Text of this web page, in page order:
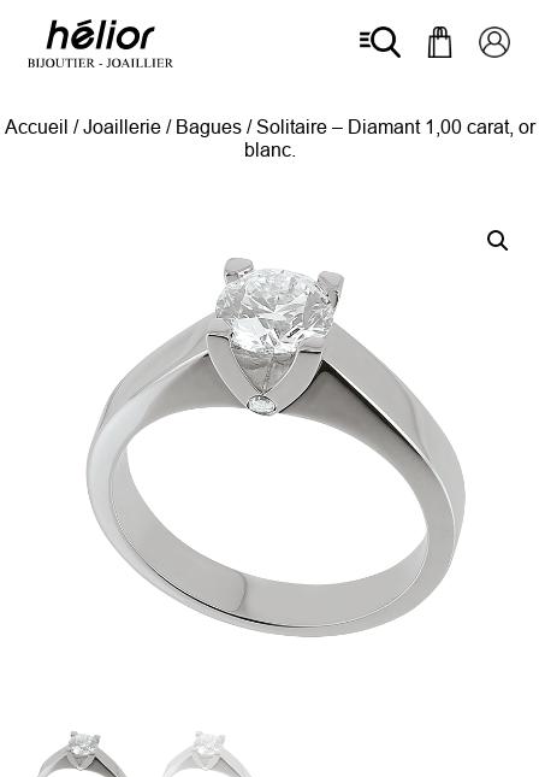
Accueil /Joaillerie/ Bagues/ Solitaire – Diamant 1,00 carat, or
blanc.